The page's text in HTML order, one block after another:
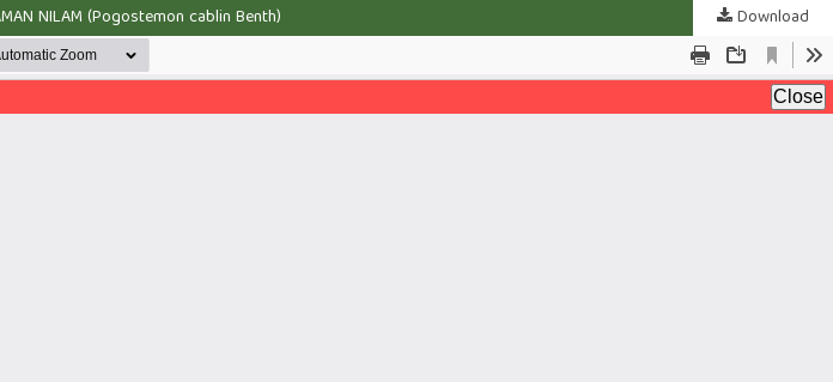
NILAM (Pogostemon cablin Benth) Download